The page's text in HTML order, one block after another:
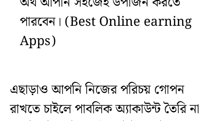
পারবেন। (Best Online earning
Apps)
এছাড়াও আপনি নিজের পরিচয় গোপন
রাখতে চাইলে পাবলিক অ্যাকাউন্ট তৈরি না